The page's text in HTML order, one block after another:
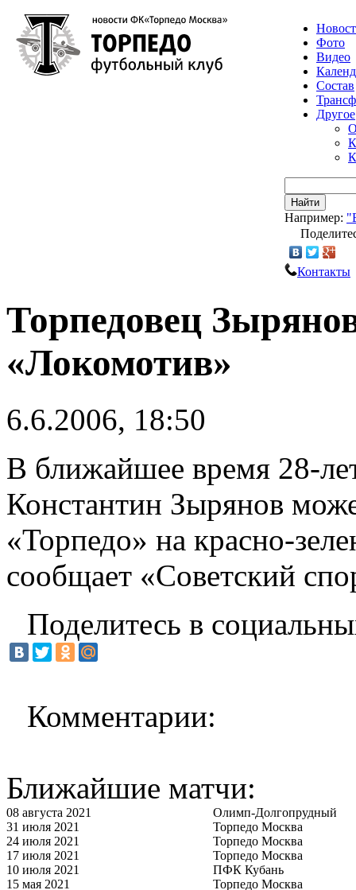
Фото
Видео
Состав
Другое
Найти
Например:
Контакты
Торпедовец
«Локомотив»
6.6.2006, 18:50
В ближайшее время 28-
Константин Зырянов
«Торпедо» на красно-
сообщает «Советский
Поделитесь в
Комментарии:
Ближайшие матчи:
08 августа 2021
Олимп-Долгопрудный
31 июля 2021
Торпедо Москва
24 июля 2021
Торпедо Москва
17 июля 2021
Торпедо Москва
10 июля 2021
ПФК Кубань
15 мая 2021
Торпедо Москва